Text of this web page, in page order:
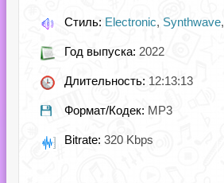
Стиль: Electronic, Synthwave,
Год выпуска: 2022
Длительность: 12:13:13
Формат/Кодек: MP3
Bitrate: 320 Kbps